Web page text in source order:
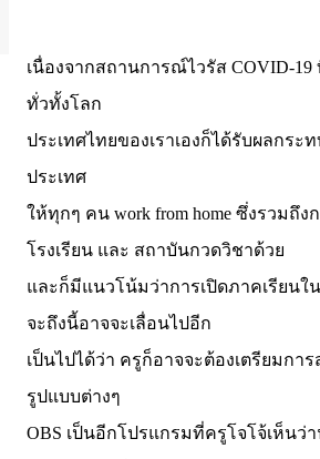
เนื่องจากสถานการณ์ไวรัส COVID-19
ทั่วทั้งโลก
ประเทศไทยของเราเองก็ได้รับผลกระ
ประเทศ
ให้ทุกๆ คน work from home ซึ่งรวมถึ
โรงเรียน และ สถาบันกวดวิชาด้วย
และก็มีแนวโน้มว่าการเปิดภาคเรียน
จะถึงนี้อาจจะเลื่อนไปอีก
เป็นไปได้ว่า ครูก็อาจจะต้องเตรียมกา
รูปแบบต่างๆ
OBS เป็นอีกโปรแกรมที่ครูโจโจ้เห็นว่